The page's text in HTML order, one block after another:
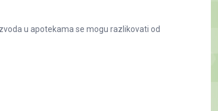
u apotekama se mogu razlikovati od